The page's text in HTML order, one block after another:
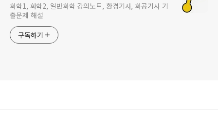
화학1, 화학2, 일반화학 강의노트, 환경기사, 화공기사 기
출문제 해설
구독하기